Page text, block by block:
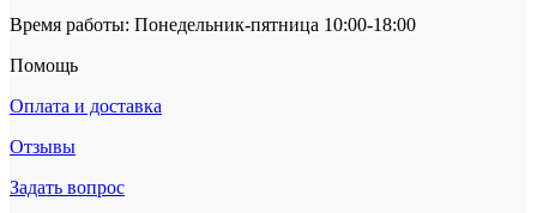
Время работы: Понедельник-пятница 10:00-18:00
Помощь
Оплата и доставка
Отзывы
Задать вопрос